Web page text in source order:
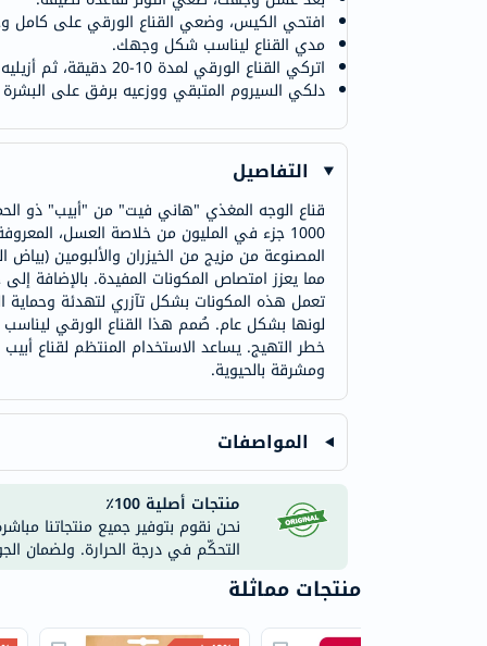
افتحي الكيس، وضعي القناع الورقي على كامل
مدي القناع ليناسب شكل وجهك.
اتركي القناع الورقي لمدة 10-20 دقيقة، ثم أزيليه بعد ذلك.
دلكي السيروم المتبقي ووزعيه برفق على
التفاصيل
قناع الوجه المغذي "هاني فيت" من "أبيب" ذو
1000 جزء في المليون من خلاصة العسل،
المصنوعة من مزيج من الخيزران والألبومين
مما يعزز امتصاص المكونات المفيدة. بالإضافة
تعمل هذه المكونات بشكل تآزري لتهدئة
لونها بشكل عام. صُمم هذا القناع الورقي ليناسب
خطر التهيج. يساعد الاستخدام المنتظم لقناع
ومشرقة بالحيوية.
المواصفات
منتجات أصلية 100٪
نحن نقوم بتوفير جميع منتجاتنا
التحكّم في درجة الحرارة. ولضمان
منتجات مماثلة